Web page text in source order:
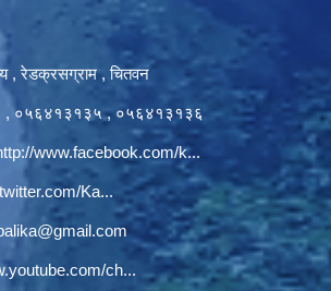
, रेडक्रसग्राम , चितवन
, ०५६४१३१३५ , ०५६४१३१३६
www.facebook.com/k...
Ka...
ch...